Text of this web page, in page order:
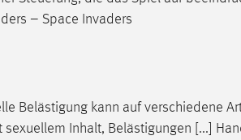
– Space Invaders
Belästigung kann auf verschiedene
Inhalt, Belästigungen [...]